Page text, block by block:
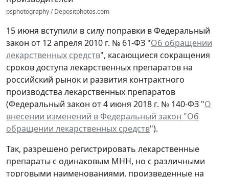
psphotography / Depositphotos.com
15 июня вступили в силу поправки в Федеральный
закон от 12 апреля 2010 г. № 61-ФЗ "Об обращении
лекарственных средств", касающиеся сокращения
сроков доступа лекарственных препаратов на
российский рынок и развития контрактного
производства лекарственных препаратов
(Федеральный закон от 4 июня 2018 г. № 140-ФЗ "О
внесении изменений в Федеральный закон "Об
обращении лекарственных средств").
Так, разрешено регистрировать лекарственные
препараты с одинаковым МНН, но с различными
торговыми наименованиями, произведенные на